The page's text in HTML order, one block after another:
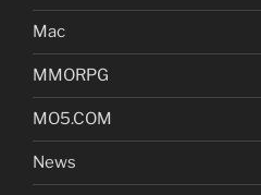
Mac
MMORPG
MO5.COM
News